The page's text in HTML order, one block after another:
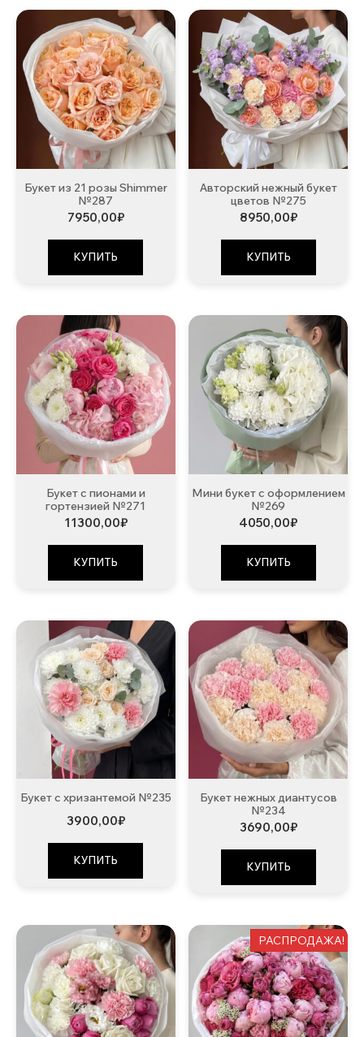
Букет из 21 розы Shimmer
№287
7950,00₽
КУПИТЬ
Авторский нежный букет
цветов №275
8950,00₽
КУПИТЬ
Букет с пионами и
гортензией №271
11300,00₽
КУПИТЬ
Мини букет с оформлением
№269
4050,00₽
КУПИТЬ
Букет с хризантемой №235
3900,00₽
КУПИТЬ
Букет нежных диантусов
№234
3690,00₽
КУПИТЬ
РАСПРОДАЖА!